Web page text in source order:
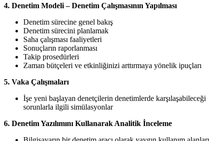
4. Denetim Modeli – Denetim Çalışmasının Yapılması
Denetim sürecine genel bakış
Denetim sürecini planlamak
Saha çalışması faaliyetleri
Sonuçların raporlanması
Takip prosedürleri
Zaman bütçeleri ve etkinliğinizi arttırmaya yönelik ipuçları
5. Vaka Çalışmaları
İşe yeni başlayan denetçilerin denetimlerde karşılaşabileceği
sorunlarla ilgili simülasyonlar
6. Denetim Yazılımını Kullanarak Analitik İnceleme